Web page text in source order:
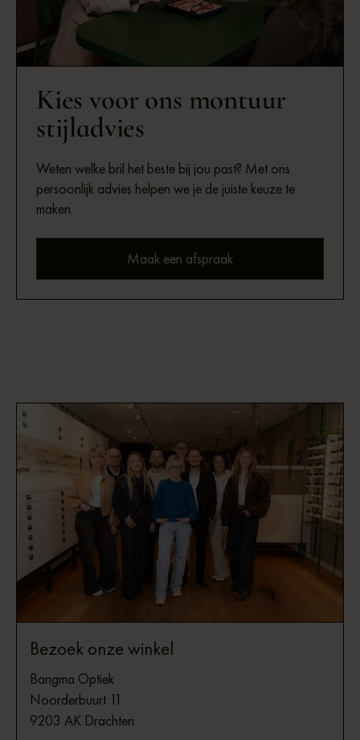
Kies voor ons montuur
stijladvies
Weten welke bril het beste bij jou past? Met ons
persoonlijk advies helpen we je de juiste keuze te
maken.
Maak een afspraak
Bezoek onze winkel
Bangma Optiek
Noorderbuurt 11
9203 AK Drachten